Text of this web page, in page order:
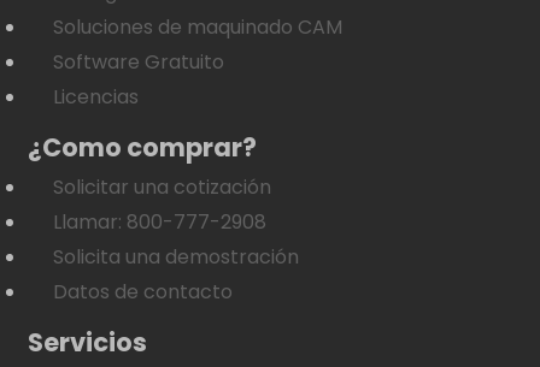
Soluciones de maquinado CAM
Software Gratuito
Licencias
¿Como comprar?
Solicitar una cotización
Llamar: 800-777-2908
Solicita una demostración
Datos de contacto
Servicios